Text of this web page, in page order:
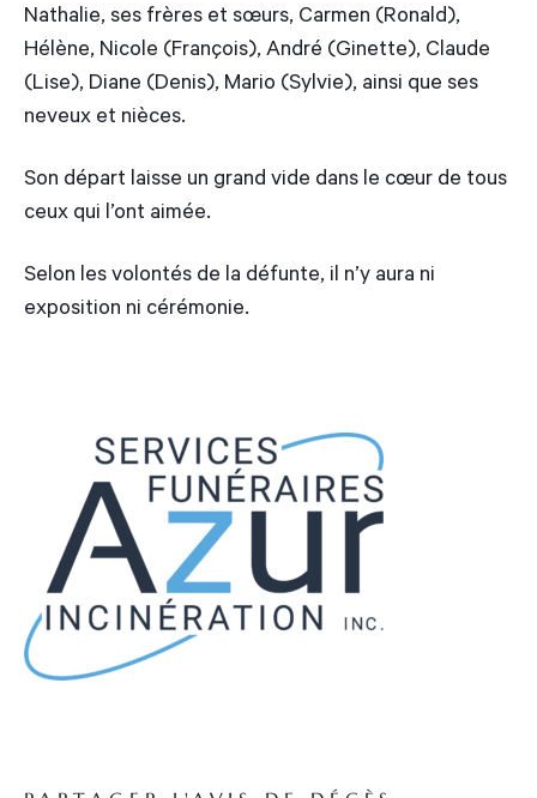
Nathalie, ses frères et sœurs, Carmen (Ronald),
Hélène, Nicole (François), André (Ginette), Claude
(Lise), Diane (Denis), Mario (Sylvie), ainsi que ses
neveux et nièces.
Son départ laisse un grand vide dans le cœur de tous
ceux qui l’ont aimée.
Selon les volontés de la défunte, il n’y aura ni
exposition ni cérémonie.